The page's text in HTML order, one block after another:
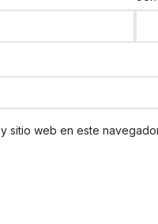
sitio web en este